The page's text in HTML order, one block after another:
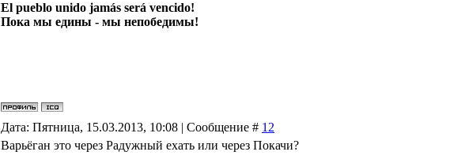
El pueblo unido jamás será vencido!
Пока мы едины - мы непобедимы!
Дата: Пятница, 15.03.2013, 10:08 | Сообщение # 12
Варьёган это через Радужный ехать или через Покачи?